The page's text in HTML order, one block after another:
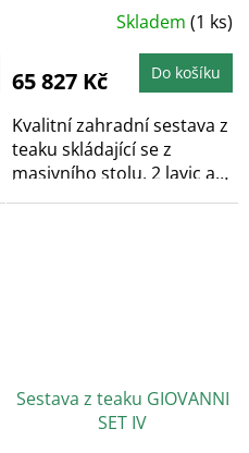
Skladem (1 ks)
65 827 Kč Do košíku
Kvalitní zahradní sestava z
teaku skládající se z
masivního stolu, 2 lavic a
3...
Sestava z teaku GIOVANNI
SET IV